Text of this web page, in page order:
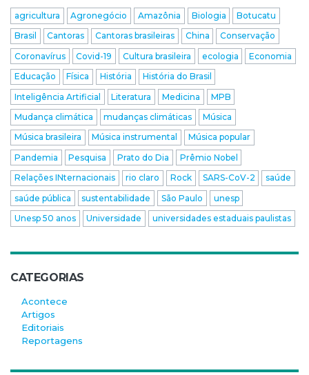
agricultura Agronegócio Amazônia Biologia
Botucatu
Brasil
Cantoras Cantoras brasileiras China
Conservação
Coronavírus
Covid-19 Cultura brasileira ecologia
Economia
Educação
Física História
História do Brasil
Inteligência Artificial
Literatura Medicina
MPB
Mudança climática
mudanças climáticas
Música
Música brasileira
Música instrumental
Música popular
Pandemia
Pesquisa Prato do Dia
Prêmio Nobel
Relações INternacionais
rio claro Rock SARS-CoV-2
saúde
saúde pública
sustentabilidade São Paulo
unesp
Unesp 50 anos
Universidade universidades estaduais paulistas
CATEGORIAS
Acontece
Artigos
Editoriais
Reportagens